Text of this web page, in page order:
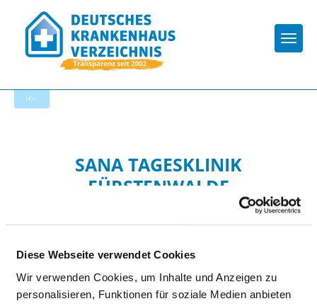
Diese Webseite verwendet Cookies
Wir verwenden Cookies, um Inhalte und Anzeigen zu
personalisieren, Funktionen für soziale Medien anbieten
SANA TAGESKLINIK
FÜRSTENWALDE